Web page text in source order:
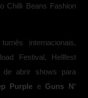
Chilli Beans Fashion
internacionais,
Festival, Hellfest
abrir shows para
Purple e Guns N'